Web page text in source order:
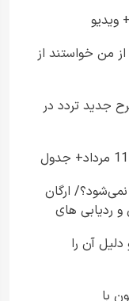
ویدیو
من خواستند از
جدید تردد در
ارگان
و ردیابی های
شد و دلیل آن را
با